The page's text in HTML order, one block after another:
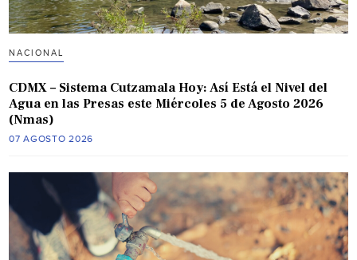
NACIONAL
CDMX – Sistema Cutzamala Hoy: Así Está el Nivel del
Agua en las Presas este Miércoles 5 de Agosto 2026
(Nmas)
07 AGOSTO 2026